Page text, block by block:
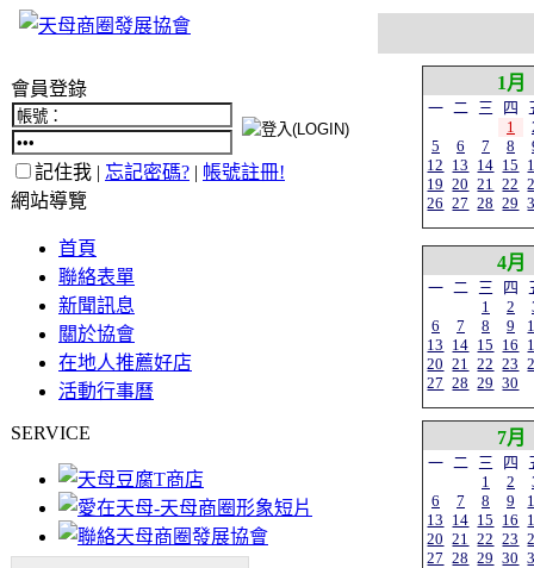
會員登錄
記住我 | 忘記密碼? | 帳號註冊!
網站導覽
首頁
聯絡表單
新聞訊息
關於協會
在地人推薦好店
活動行事曆
SERVICE
1月
一 二 三 四
1
5
6 7 8
12 13 14 15
19 20 21 22
26 27 28 29
4月
一 二 三 四
1
2
6
7 8 9
13 14 15 16
20 21 22 23
27 28 29 30
7月
一 二 三 四
1
2
6
7 8 9
13 14 15 16
20 21 22 23
27 28 29 30